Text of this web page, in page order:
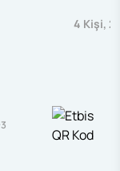
4 Kişi, 2